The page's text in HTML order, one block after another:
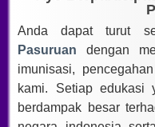
Anda dapat turut
Pasuruan dengan
imunisasi,
kami. Setiap edukasi
berdampak besar